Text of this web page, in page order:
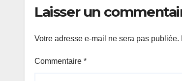
Laisser un
Votre adresse e-mail ne sera pas publiée.
Commentaire *